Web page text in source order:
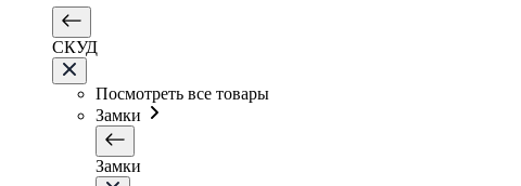
СКУД
Посмотреть все товары
Замки
Замки